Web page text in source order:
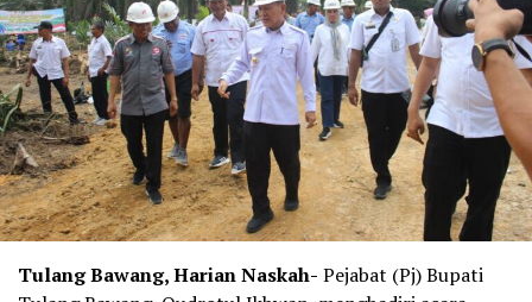
Tulang Bawang, Harian Naskah- Pejabat (Pj) Bupati